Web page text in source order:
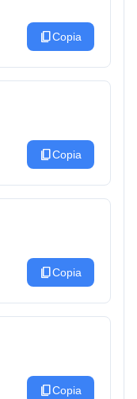
content_copyCopia
content_copyCopia
content_copyCopia
content_copyCopia